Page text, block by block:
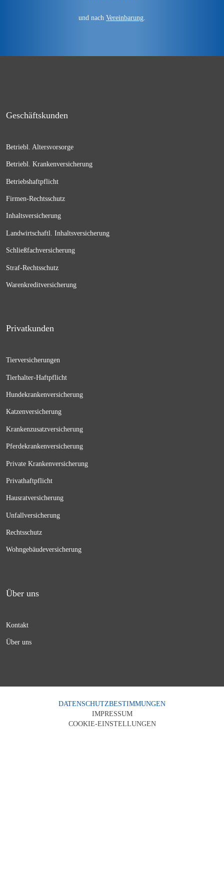
und nach Vereinbarung
Geschäftskunden
Betriebl. Altersvorsorge
Betriebl. Krankenversicherung
Betriebshaftpflicht
Firmen-Rechtsschutz
Inhaltsversicherung
Landwirtschaftl. Inhaltsversicherung
Schließfachversicherung
Straf-Rechtsschutz
Warenkreditversicherung
Privatkunden
Tierversicherungen
Tierhalter-Haftpflicht
Hundekrankenversicherung
Katzenversicherung
Krankenzusatzversicherung
Pferdekrankenversicherung
Private Krankenversicherung
Privathaftpflicht
Hausratversicherung
Unfallversicherung
Rechtsschutz
Wohngebäudeversicherung
Über uns
Kontakt
Über uns
DATENSCHUTZBESTIMMUNGEN
IMPRESSUM
COOKIE-EINSTELLUNGEN